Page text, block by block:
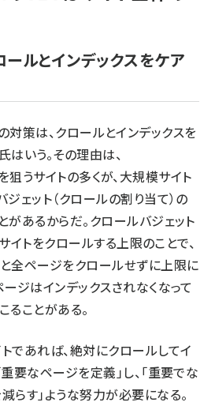
ールとインデックスをケア
策は、クロールとインデックスを
いう。その理由は、
うサイトの多くが、大規模サイト
ェット（クロールの割り当て）の
があるからだ。クロールバジェット
イトをクロールする上限のことで、
全ページをクロールせずに上限に
ジはインデックスされなくなって
ることがある。
であれば、絶対にクロールしてイ
要なページを定義」し、「重要でな
らす」ような努力が必要になる。